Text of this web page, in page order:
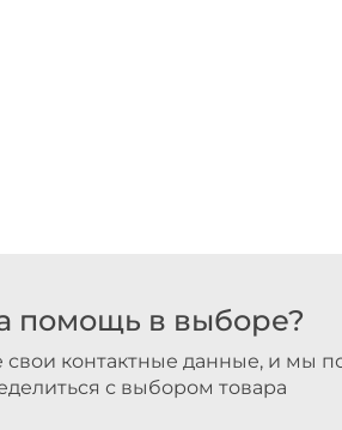
помощь в выборе?
свои контактные данные, и мы
с выбором товара